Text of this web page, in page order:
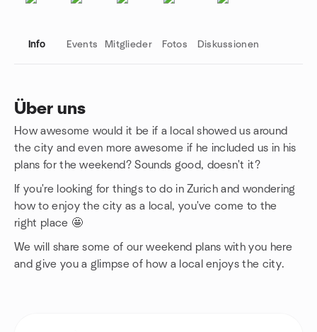
Info Events Mitglieder Fotos Diskussionen
Über uns
How awesome would it be if a local showed us around
the city and even more awesome if he included us in his
plans for the weekend? Sounds good, doesn't it?
If you're looking for things to do in Zurich and wondering
how to enjoy the city as a local, you've come to the
right place 🤩
We will share some of our weekend plans with you here
and give you a glimpse of how a local enjoys the city.
Gruppenlinks